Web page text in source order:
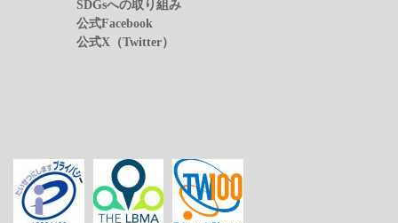
SDGsへの取り組み
公式Facebook
公式X（Twitter）